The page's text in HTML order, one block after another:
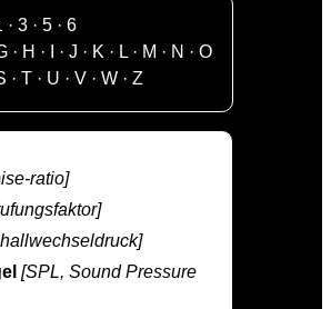
·3 ·5 ·6
· H · · J · K· L· M · N · O
·T · U ·V ·W ·Z
ratio]
[SPL, Sound Pressure